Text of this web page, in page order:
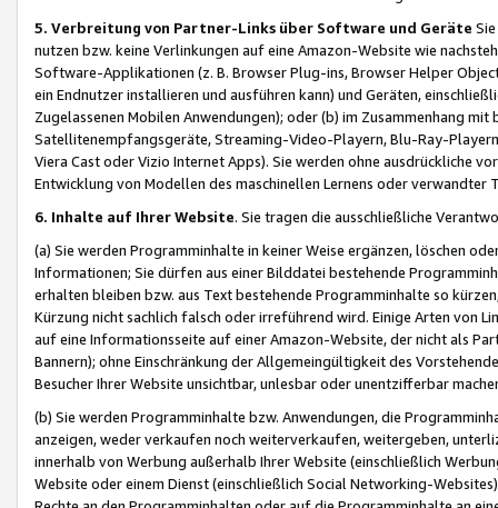
5. Verbreitung von Partner-Links über Software und Geräte
nutzen bzw. keine Verlinkungen auf eine Amazon-Website wie
Software-Applikationen (z. B. Browser Plug-ins, Browser Helper
ein Endnutzer installieren und ausführen kann) und Geräten,
Zugelassenen Mobilen Anwendungen); oder (b) im Zusammenhang
Satellitenempfangsgeräte, Streaming-Video-Playern, Blu-Ray-
Viera Cast oder Vizio Internet Apps). Sie werden ohne ausdrückliche
Entwicklung von Modellen des maschinellen Lernens oder
6. Inhalte auf Ihrer Website. Sie tragen die ausschließliche
(a) Sie werden Programminhalte in keiner Weise ergänzen, löschen
Informationen; Sie dürfen aus einer Bilddatei bestehende
erhalten bleiben bzw. aus Text bestehende Programminhalte so
Kürzung nicht sachlich falsch oder irreführend wird. Einige Arten von
auf eine Informationsseite auf einer Amazon-Website, der nicht als
Bannern); ohne Einschränkung der Allgemeingültigkeit des
Besucher Ihrer Website unsichtbar, unlesbar oder unentzifferbar
(b) Sie werden Programminhalte bzw. Anwendungen, die
anzeigen, weder verkaufen noch weiterverkaufen, weitergeben,
innerhalb von Werbung außerhalb Ihrer Website (einschließlich
Website oder einem Dienst (einschließlich Social Networking-